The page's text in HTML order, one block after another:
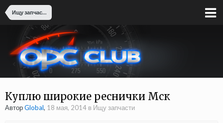
Ищу запчасти
Куплю широкие реснички Мск
АвторGlobal, 18 мая, 2014 в Ищу запчасти